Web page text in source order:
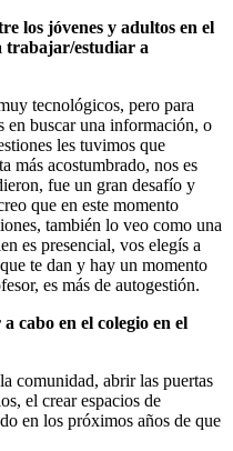
los jóvenes y adultos en el
trabajar/estudiar a
tecnológicos, pero para
en buscar una información, o
les tuvimos que
más acostumbrado, nos es
fue un gran desafío y
que en este momento
también lo veo como una
es presencial, vos elegís a
te dan y hay un momento
es más de autogestión.
cabo en el colegio en el
comunidad, abrir las puertas
el crear espacios de
en los próximos años de que